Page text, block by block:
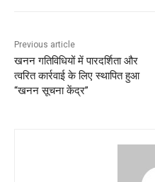
Previous article
खनन गतिविधियों में पारदर्शिता और
त्वरित कार्रवाई के लिए स्थापित हुआ
“खनन सूचना केंद्र”